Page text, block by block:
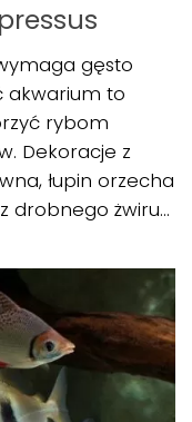
gęsto
akwarium to
rybom
Dekoracje z
łupin orzecha
drobnego żwiru...